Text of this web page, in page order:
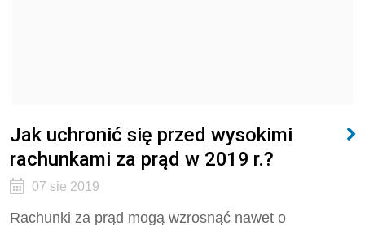
Jak uchronić się przed wysokimi
rachunkami za prąd w 2019 r.?
07 sie 2019
Rachunki za prąd mogą wzrosnąć nawet o